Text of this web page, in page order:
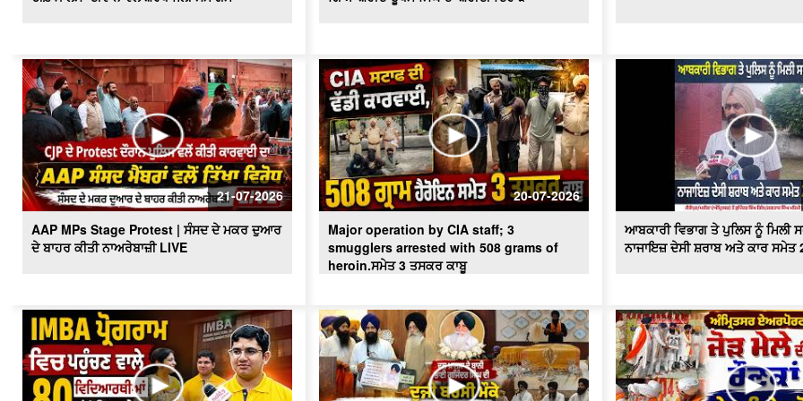
21-07-2026
AAP MPs Stage Protest | ਸੰਸਦ ਦੇ ਮਕਰ ਦੁਆਰ
ਦੇ ਬਾਹਰ ਕੀਤੀ ਨਾਅਰੇਬਾਜ਼ੀ LIVE
20-07-2026
Major operation by CIA staff; 3
smugglers arrested with 508 grams of
heroin.ਸਮੇਤ 3 ਤਸਕਰ ਕਾਬੂ
ਆਬਕਾਰੀ ਵਿਭਾਗ ਤੇ ਪੁਲਿਸ ਨੂੰ ਮਿਲੀ
ਨਾਜਾਇਜ਼ ਦੇਸੀ ਸ਼ਰਾਬ ਅਤੇ ਕਾਰ ਸਮੇਤ